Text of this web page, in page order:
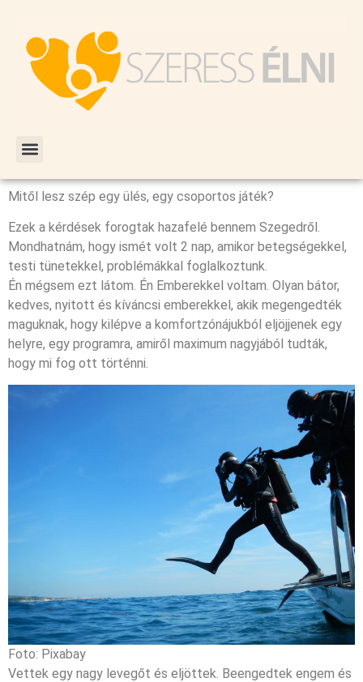
Mitől lesz szép egy ülés, egy csoportos játék?
Ezek a kérdések forogtak hazafelé bennem Szegedről.
Mondhatnám, hogy ismét volt 2 nap, amikor betegségekkel,
testi tünetekkel, problémákkal foglalkoztunk.
Én mégsem ezt látom. Én Emberekkel voltam. Olyan bátor,
kedves, nyitott és kíváncsi emberekkel, akik megengedték
maguknak, hogy kilépve a komfortzónájukból eljöjjenek egy
helyre, egy programra, amiről maximum nagyjából tudták,
hogy mi fog ott történni.
Foto: Pixabay
Vettek egy nagy levegőt és eljöttek. Beengedtek engem és